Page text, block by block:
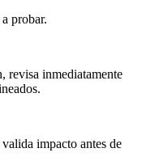
probar.
revisa inmediatamente
impacto antes de